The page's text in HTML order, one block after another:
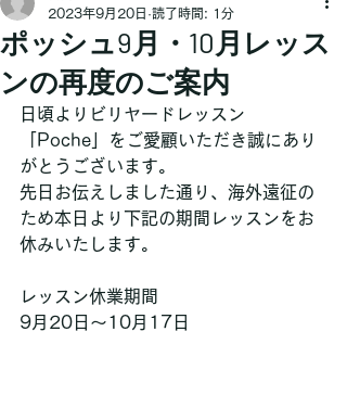
ポッシュ9月・10月レッス
ンの再度のご案内
2023年9月20日 読了時間: 1分
日頃よりビリヤードレッスン
「Poche」をご愛顧いただき誠にあり
がとうございます。
先日お伝えしました通り、海外遠征の
ため本日より下記の期間レッスンをお
休みいたします。
レッスン休業期間
9月20日〜10月17日